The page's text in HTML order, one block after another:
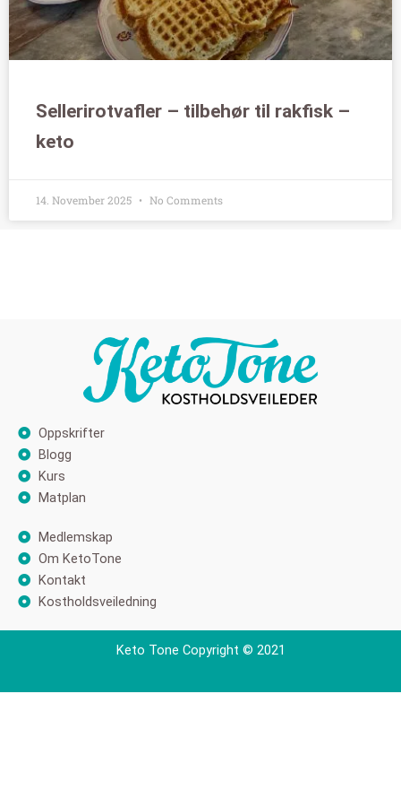
Sellerirotvafler – tilbehør til rakfisk –
keto
14. November 2025 No Comments
Oppskrifter
Blogg
Kurs
Matplan
Medlemskap
Om KetoTone
Kontakt
Kostholdsveiledning
Keto Tone Copyright © 2021